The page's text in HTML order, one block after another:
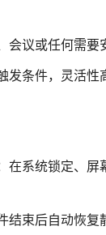
会议或任何需要
发条件，灵活性
在系统锁定、屏
结束后自动恢复